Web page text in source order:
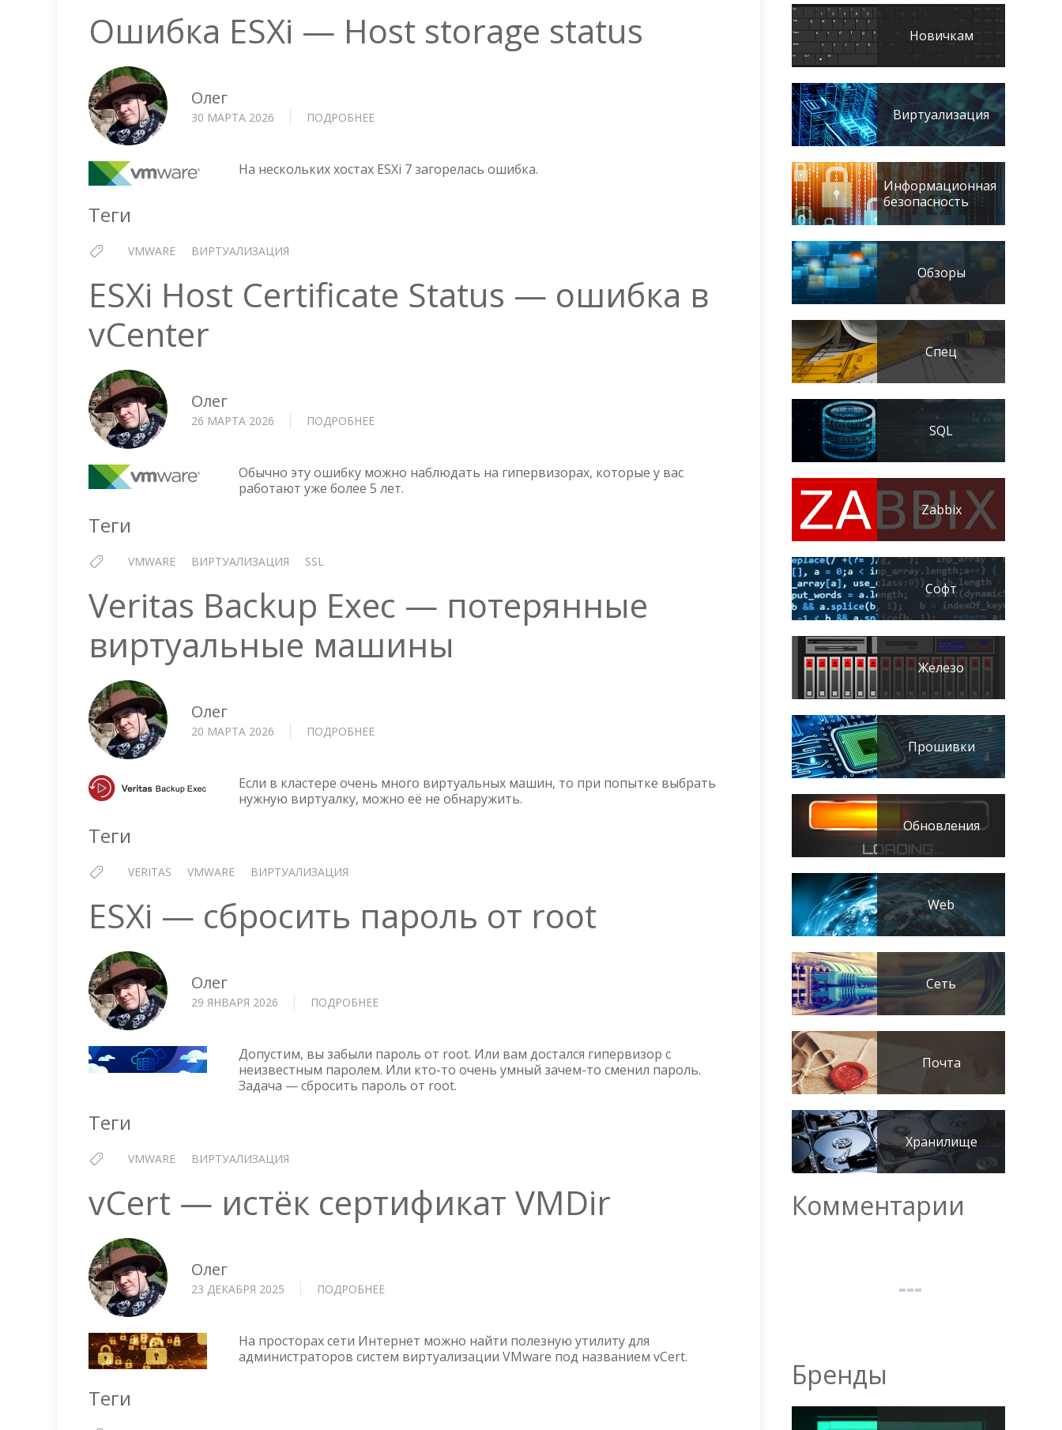
Ошибка ESXi — Host storage status
Олег
30 МАРТА 2026 ПОДРОБНЕЕ
—
На нескольких хостах ESXi 7 загорелась ошибка.
Теги
VMWARE ВИРТУАЛИЗАЦИЯ
ESXi Host Certificate Status — ошибка в
vCenter
Олег
26 МАРТА 2026 ПОДРОБНЕЕ
CERTIFICATE
STATUS
Обычно эту ошибку можно наблюдать на гипервизорах, которые у вас
работают уже более 5 лет.
Теги
VMWARE ВИРТУАЛИЗАЦИЯ SSL
Veritas Backup Exec — потерянные
виртуальные машины
Олег
20 МАРТА 2026 ПОДРОБНЕЕ
EXEC
—
Если в кластере очень много виртуальных машин, то при попытке выбрать
нужную виртуалку, можно её не обнаружить.
Теги
VERITAS VMWARE ВИРТУАЛИЗАЦИЯ
ESXi — сбросить пароль от root
Олег
29 ЯНВАРЯ 2026 ПОДРОБНЕЕ
СБРОСИТЬ
ПАРОЛЬ
ОТ
Допустим, вы забыли пароль от root. Или вам достался гипервизор с
неизвестным паролем. Или кто-то очень умный зачем-то сменил пароль.
Задача — сбросить пароль от root.
Теги
VMWARE ВИРТУАЛИЗАЦИЯ
vCert — истёк сертификат VMDir
Олег
23 ДЕКАБРЯ 2025 ПОДРОБНЕЕ
ИСТЁК
СЕРТИФИКАТ
На просторах сети Интернет можно найти полезную утилиту для
администраторов систем виртуализации VMware под названием vCert.
Теги
Новичкам
Виртуализация
Информационная
безопасность
Обзоры
Спец
SQL
Zabbix
Софт
Железо
Прошивки
Обновления
Web
Сеть
Почта
Хранилище
Комментарии
Бренды